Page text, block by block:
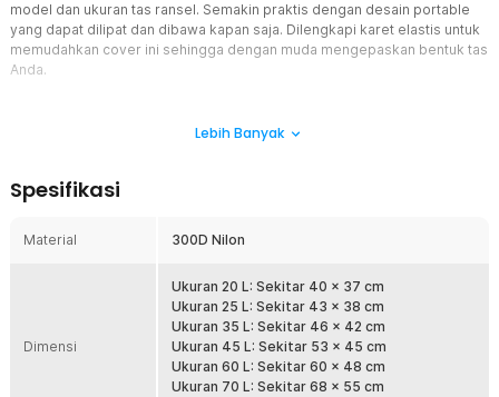
model dan ukuran tas ransel. Semakin praktis dengan desain portable
yang dapat dilipat dan dibawa kapan saja. Dilengkapi karet elastis untuk
memudahkan cover ini sehingga dengan muda mengepaskan bentuk tas
Anda.
waterproof sehingga efektif menghalangi air masuk dan
musim hujan atau beraktivitas di luar ruangan.
Tak perlu khawatir rain cover copot saat digunakan. Bagian
pinggir produk ini sudah dilengkapi karet sehingga dapat
terpasang kuat dan tidak mudah copot meski digunakan
beraktivitas.
Siap Pakai Setiap Saat
Lebih Banyak
Spesifikasi
Material 300D Nilon
Dimensi
Ukuran 20 L: Sekitar 40 x 37 cm
Ukuran 25 L: Sekitar 43 x 38 cm
Ukuran 35 L: Sekitar 46 x 42 cm
Ukuran 45 L: Sekitar 53 x 45 cm
Ukuran 60 L: Sekitar 60 x 48 cm
Ukuran 70 L: Sekitar 68 x 55 cm